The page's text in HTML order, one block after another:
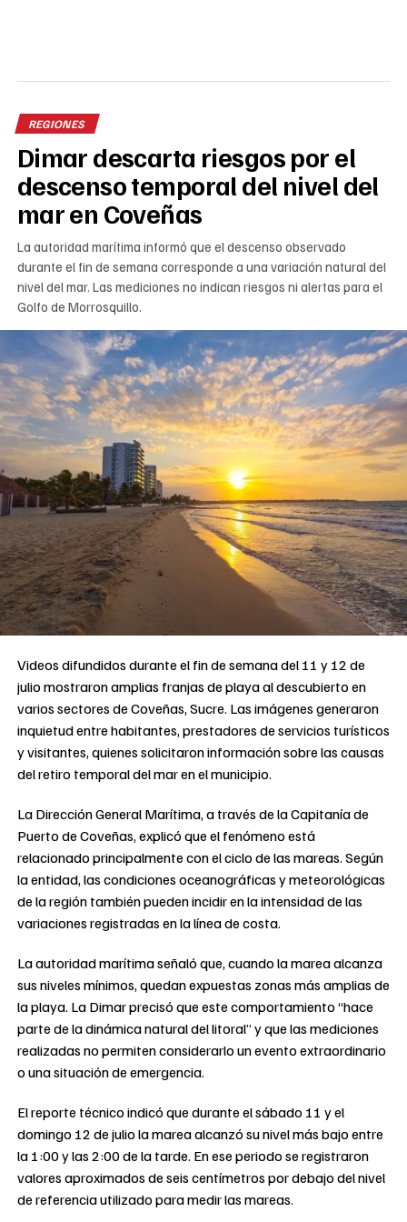
REGIONES
Dimar descarta riesgos por el
descenso temporal del nivel del
mar en Coveñas
La autoridad marítima informó que el descenso observado
durante el fin de semana corresponde a una variación natural del
nivel del mar. Las mediciones no indican riesgos ni alertas para el
Golfo de Morrosquillo.
Videos difundidos durante el fin de semana del 11 y 12 de
julio mostraron amplias franjas de playa al descubierto en
varios sectores de Coveñas, Sucre. Las imágenes generaron
inquietud entre habitantes, prestadores de servicios turísticos
y visitantes, quienes solicitaron información sobre las causas
del retiro temporal del mar en el municipio.
La Dirección General Marítima, a través de la Capitanía de
Puerto de Coveñas, explicó que el fenómeno está
relacionado principalmente con el ciclo de las mareas. Según
la entidad, las condiciones oceanográficas y meteorológicas
de la región también pueden incidir en la intensidad de las
variaciones registradas en la línea de costa.
La autoridad marítima señaló que, cuando la marea alcanza
sus niveles mínimos, quedan expuestas zonas más amplias de
la playa. La Dimar precisó que este comportamiento “hace
parte de la dinámica natural del litoral” y que las mediciones
realizadas no permiten considerarlo un evento extraordinario
o una situación de emergencia.
El reporte técnico indicó que durante el sábado 11 y el
domingo 12 de julio la marea alcanzó su nivel más bajo entre
la 1:00 y las 2:00 de la tarde. En ese periodo se registraron
valores aproximados de seis centímetros por debajo del nivel
de referencia utilizado para medir las mareas.